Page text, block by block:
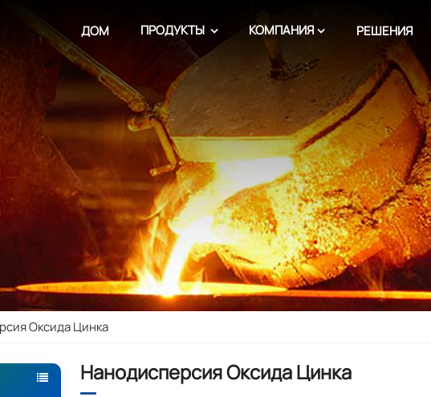
ДОМ ПРОДУКТЫ КОМПАНИЯ РЕШЕНИЯ
Оксида Цинка
Нанодисперсия Оксида Цинка